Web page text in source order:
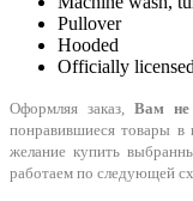
Pullover
Hooded
Officially
Оформляя заказ,Вам не
понравившиеся товары в
желание купить
работаем по следующей